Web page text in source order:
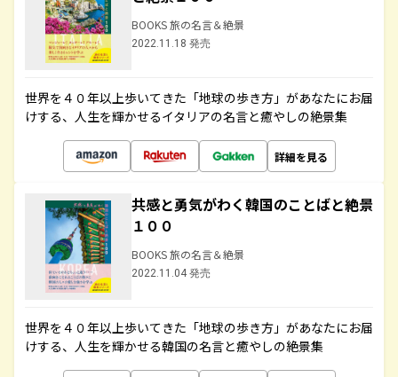
BOOKS 旅の名言＆絶景
2022.11.18 発売
世界を４０年以上歩いてきた「地球の歩き方」があなたにお届
けする、人生を輝かせるイタリアの名言と癒やしの絶景集
詳細を見る
共感と勇気がわく韓国のことばと絶景
１００
BOOKS 旅の名言＆絶景
2022.11.04 発売
世界を４０年以上歩いてきた「地球の歩き方」があなたにお届
けする、人生を輝かせる韓国の名言と癒やしの絶景集